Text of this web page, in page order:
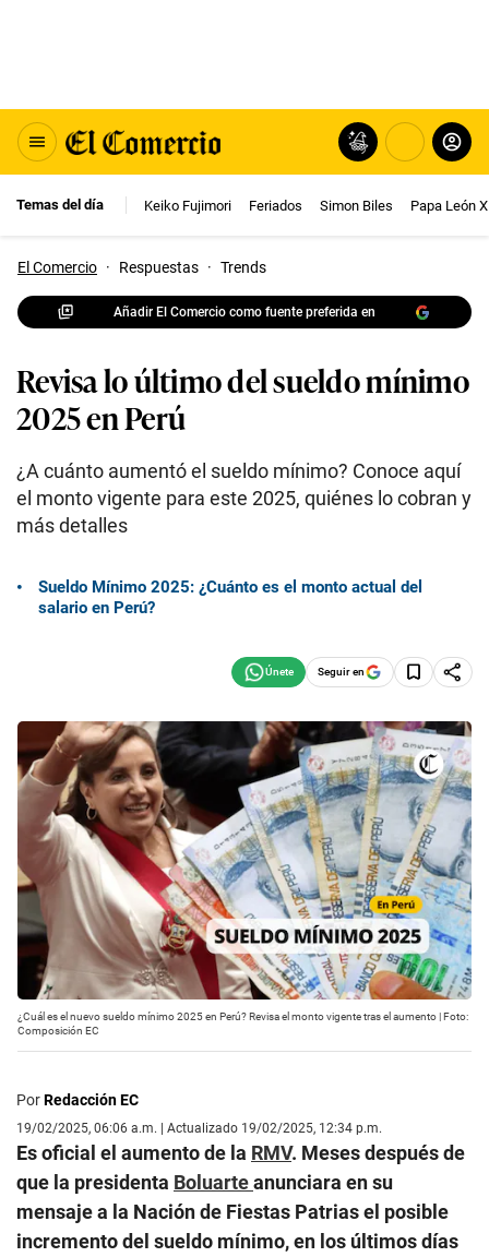
Temas del día Keiko Fujimori Feriados Simon Biles Papa León
El Comercio · Respuestas · Trends
Añadir El Comercio como fuente preferida en
Revisa lo último del sueldo mínimo
2025 en Perú
¿A cuánto aumentó el sueldo mínimo? Conoce aquí
el monto vigente para este 2025, quiénes lo cobran y
más detalles
Sueldo Mínimo 2025: ¿Cuánto es el monto actual del
salario en Perú?
Seguir en
¿Cuál es el nuevo sueldo mínimo 2025 en Perú? Revisa el monto vigente tras el aumento | Foto:
Composición EC
PorRedacción EC
19/02/2025, 06:06 a.m. | Actualizado 19/02/2025, 12:34 p.m.
Es oficial el aumento de la RMV. Meses después de
que la presidenta Boluarteanunciara en su
mensaje a la Nación de Fiestas Patrias el posible
incremento del sueldo mínimo, en los últimos días